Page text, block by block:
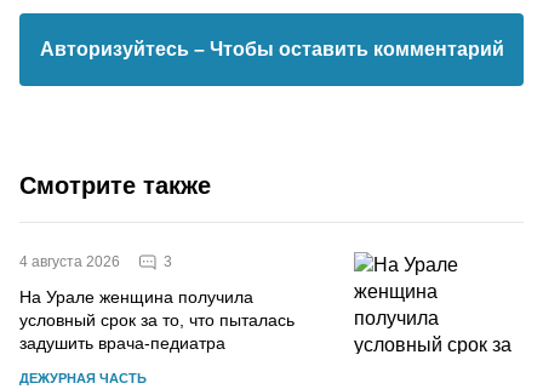
Авторизуйтесь – Чтобы оставить комментарий
Смотрите также
4 августа 2026 3
На Урале женщина получила
условный срок за то, что пыталась
задушить врача-педиатра
ДЕЖУРНАЯ ЧАСТЬ